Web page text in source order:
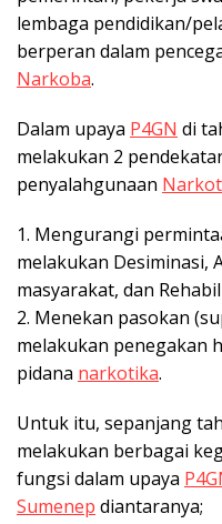
lembaga pendidikan/
berperan dalam
Narkoba.
Dalam upaya P4GN di
melakukan 2
penyalahgunaan
1. Mengurangi
melakukan Desiminasi,
masyarakat, dan
2. Menekan pasokan
melakukan penegakan
pidana narkotika.
Untuk itu, sepanjang
melakukan berbagai
fungsi dalam upaya
Sumenep diantaranya;